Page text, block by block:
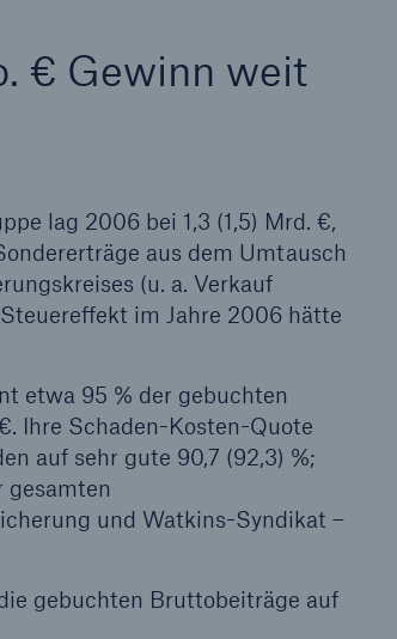
€ Gewinn weit
lag 2006 bei 1,3 (1,5) Mrd. €,
aus dem Umtausch
(u. a. Verkauf
im Jahre 2006 hätte
etwa 95 % der gebuchten
Ihre Schaden-Kosten-Quote
auf sehr gute 90,7 (92,3) %;
und Watkins-Syndikat –
gebuchten Bruttobeiträge auf